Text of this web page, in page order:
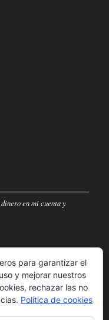
en mi cuenta y
para garantizar el
y mejorar nuestros
rechazar las no
Política de cookies